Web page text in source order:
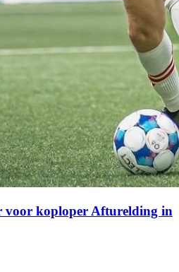
voor koploper Afturelding in